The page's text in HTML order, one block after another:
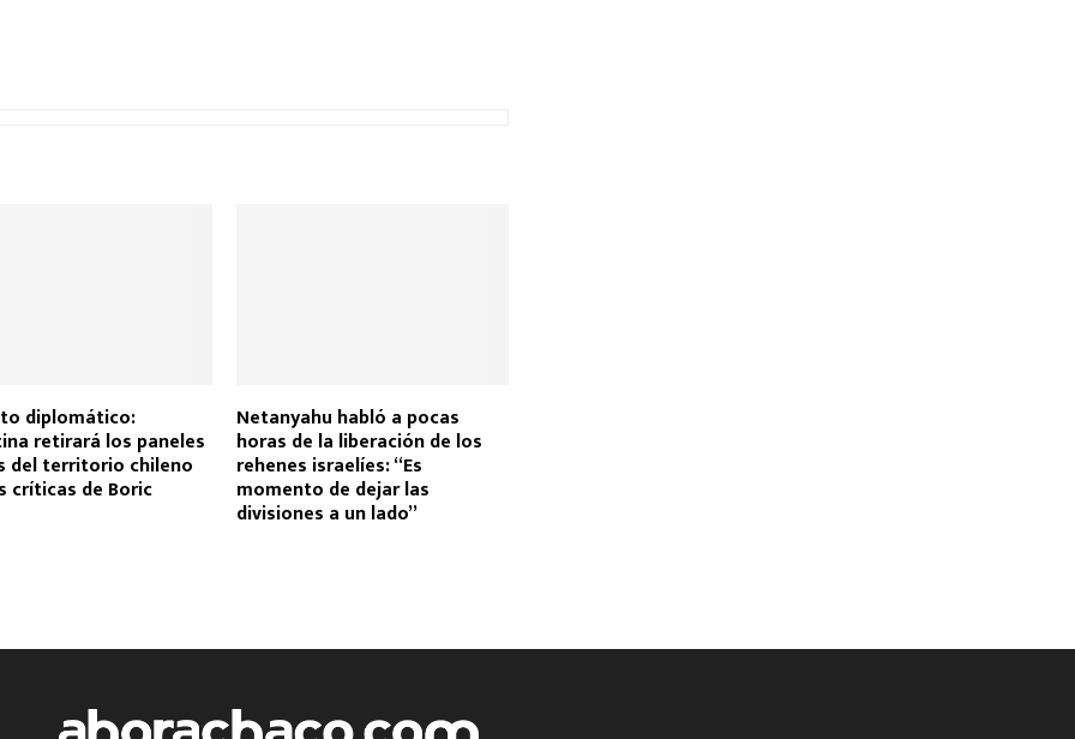
diplomático:
retirará los paneles
del territorio chileno
críticas de Boric
Netanyahu habló a pocas
horas de la liberación de los
rehenes israelíes: “Es
momento de dejar las
divisiones a un lado”